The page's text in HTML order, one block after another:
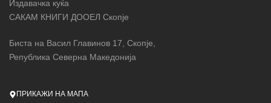
Издавачка куќа
САКАМ КНИГИ ДООЕЛ Скопје
Биста на Васил Главинов 17, Скопје,
Република Северна Македонија
ПРИКАЖИ НА МАПА